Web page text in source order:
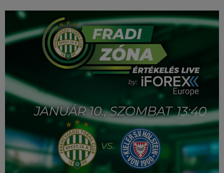
Múzeum
English